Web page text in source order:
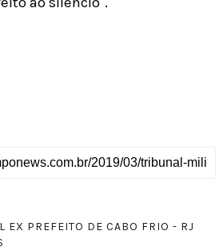
EX PREFEITO DE CABO FRIO - RJ